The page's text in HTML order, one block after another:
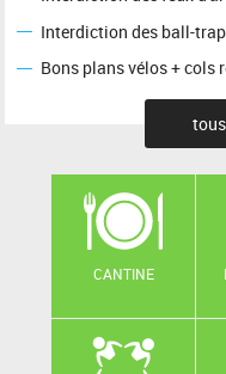
Interdiction des ball-
Bons plans vélos + cols
CANTINE